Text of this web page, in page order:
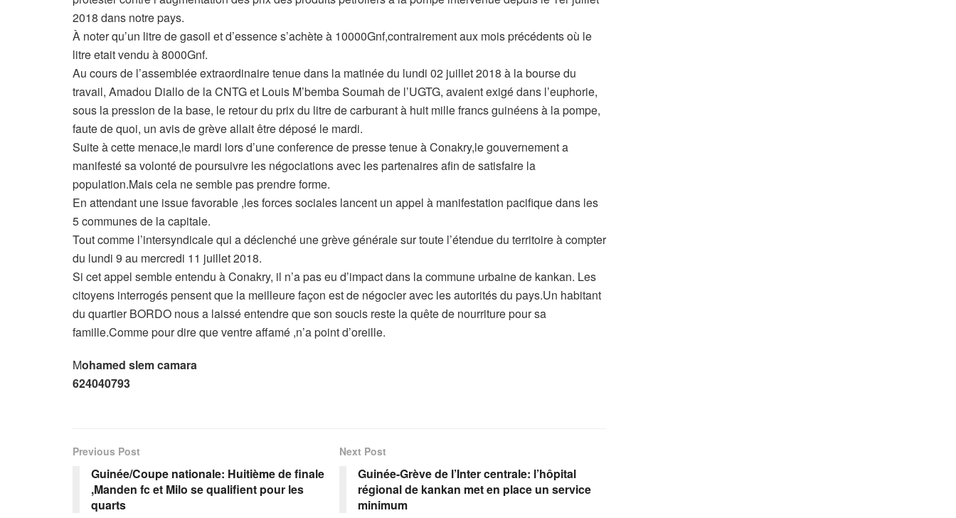
2018 dans notre pays.
À noter qu’un litre de gasoil et d’essence s’achète à 10000Gnf,contrairement aux mois précédents où le
litre etait vendu à 8000Gnf.
Au cours de l’assemblée extraordinaire tenue dans la matinée du lundi 02 juillet 2018 à la bourse du
travail, Amadou Diallo de la CNTG et Louis M’bemba Soumah de l’UGTG, avaient exigé dans l’euphorie,
sous la pression de la base, le retour du prix du litre de carburant à huit mille francs guinéens à la pompe,
faute de quoi, un avis de grève allait être déposé le mardi.
Suite à cette menace,le mardi lors d’une conference de presse tenue à Conakry,le gouvernement a
manifesté sa volonté de poursuivre les négociations avec les partenaires afin de satisfaire la
population.Mais cela ne semble pas prendre forme.
En attendant une issue favorable ,les forces sociales lancent un appel à manifestation pacifique dans les
5 communes de la capitale.
Tout comme l’intersyndicale qui a déclenché une grève générale sur toute l’étendue du territoire à compter
du lundi 9 au mercredi 11 juillet 2018.
Si cet appel semble entendu à Conakry, il n’a pas eu d’impact dans la commune urbaine de kankan. Les
citoyens interrogés pensent que la meilleure façon est de négocier avec les autorités du pays.Un habitant
du quartier BORDO nous a laissé entendre que son soucis reste la quête de nourriture pour sa
famille.Comme pour dire que ventre affamé ,n’a point d’oreille.
Mohamed slem camara
624040793
Previous Post
Guinée/Coupe nationale: Huitième de finale
,Manden fc et Milo se qualifient pour les
quarts
Next Post
Guinée-Grève de l’Inter centrale: l’hôpital
régional de kankan met en place un service
minimum